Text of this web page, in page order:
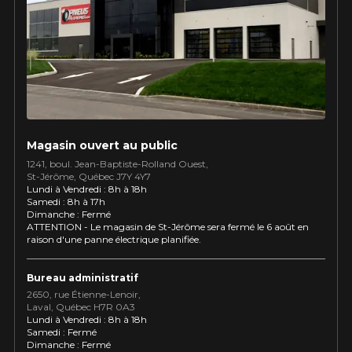
PROMOTIONS EN COURS
véhicule pour une compatibilité
LIVRAISON RAPIDE
Votre ensemble de pneus et jantes vous
sera livré rapidement.
LIMITÉ SUR
CODE PROMO
Calculateur de décalage de jantes
L'entretien de vos pneus
INFORMATIONS
Qui sommes-nous ?
Procédures d'achat
Méthodes de paiement
Protection contre les hasards routiers
Politique de retour
Foire aux questions
Magasin ouvert au public
1241, boul. Jean-Baptiste-Rolland Ouest,
St⁠-⁠Jérôme, Québec J7Y 4Y7
Lundi à Vendredi : 8h à 18h
Samedi : 8h à 17h
Dimanche : Fermé
ATTENTION - Le magasin de St-Jérôme sera fermé le 6 août en
raison d'une panne électrique planifiée.
Bureau administratif
2650, rue Étienne⁠-⁠Lenoir,
Laval, Québec H7R 0A3
Lundi à Vendredi : 8h à 18h
Samedi : Fermé
Dimanche : Fermé